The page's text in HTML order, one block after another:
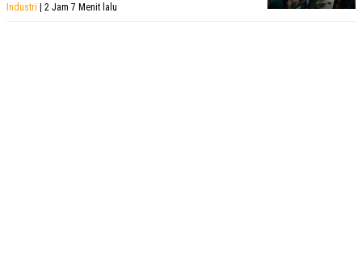
Industri | 2 Jam 7 Menit lalu